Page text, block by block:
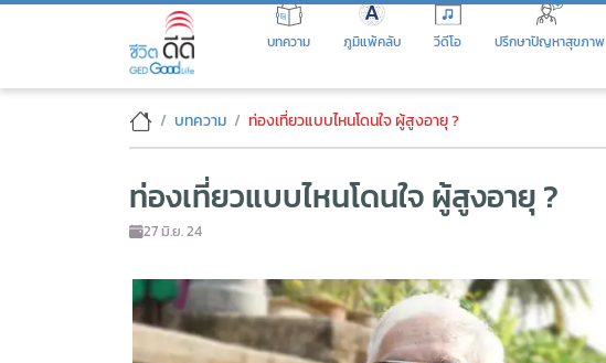
Skip
บทความ ภูมิแพ้คลับ วีดีโอ ปรึกษาปัญหาสุขภาพ
ท่องเที่ยวแบบไหนโดนใจ ผู้สูงอายุ ?
บทความ ท่องเที่ยวแบบไหนโดนใจ ผู้สูงอายุ ?
ท่องเที่ยวแบบไหนโดนใจ ผู้สูงอายุ ?
27 มิ.ย. 24